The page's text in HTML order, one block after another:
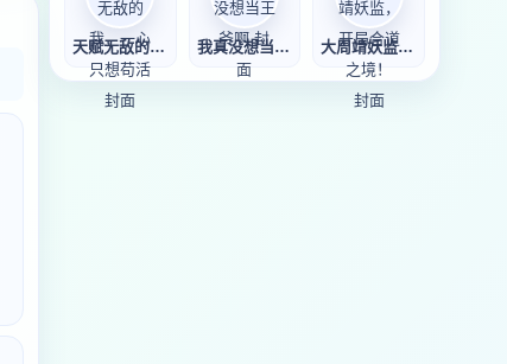
天赋无敌的我，一 我真没想当王爷啊 大周靖妖监，开局